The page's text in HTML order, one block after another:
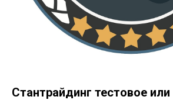
Стантрайдинг тестовое